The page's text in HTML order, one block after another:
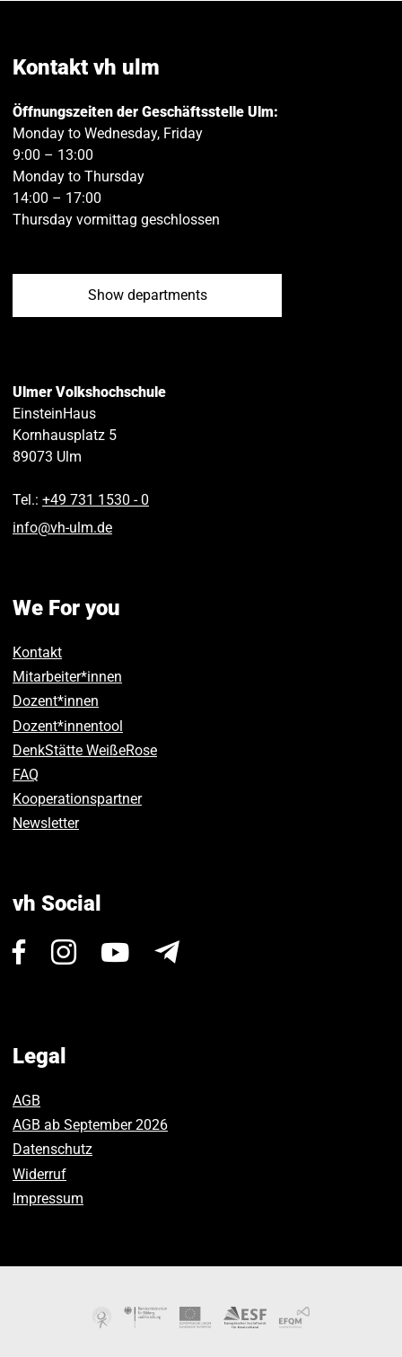
Kontakt vh ulm
Öffnungszeiten der Geschäftsstelle Ulm:
Monday to Wednesday, Friday
9:00 – 13:00
Monday to Thursday
14:00 – 17:00
Thursday vormittag geschlossen
Show departments
Ulmer Volkshochschule
EinsteinHaus
Kornhausplatz 5
89073 Ulm
Tel.: +49 731 1530 ‑ 0
info@vh-ulm.de
We For you
Kontakt
Mitarbeiter*innen
Dozent*innen
Dozent*innentool
DenkStätte WeißeRose
FAQ
Kooperationspartner
Newsletter
vh Social
Visit Visit
Visit
Legal
AGB
AGB ab September 2026
Datenschutz
Widerruf
Impressum